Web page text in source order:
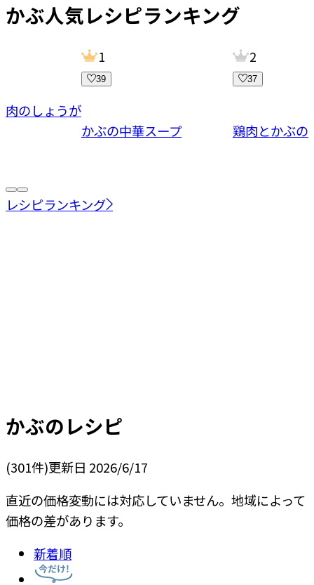
かぶ人気レシピランキング
肉のしょうが
1
39
かぶの中華スープ
2
37
鶏肉とかぶの
レシピランキング
かぶのレシピ
(301件)更新日 2026/6/17
直近の価格変動には対応していません。地域によって
価格の差があります。
新着順